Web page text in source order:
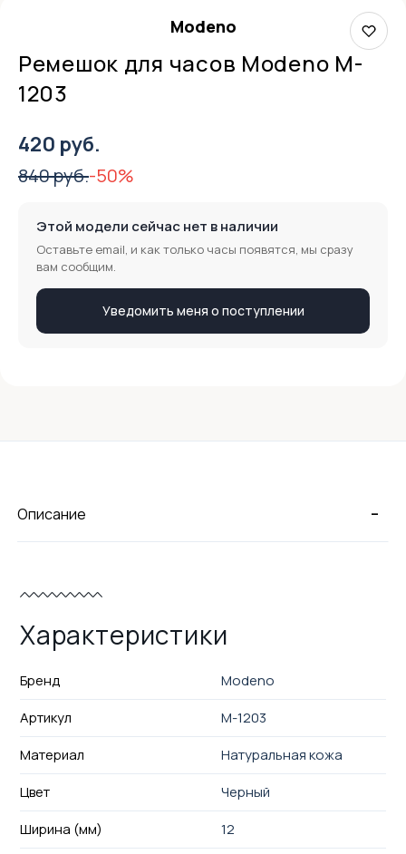
Modeno
Ремешок для часов Modeno M-
1203
420 руб.
840 руб.-50%
Этой модели сейчас нет в наличии
Оставьте email, и как только часы появятся, мы сразу
вам сообщим.
Уведомить меня о поступлении
-
Описание
Характеристики
Бренд
Modeno
Артикул
M-1203
Материал
Натуральная кожа
Цвет
Черный
Ширина (мм)
12